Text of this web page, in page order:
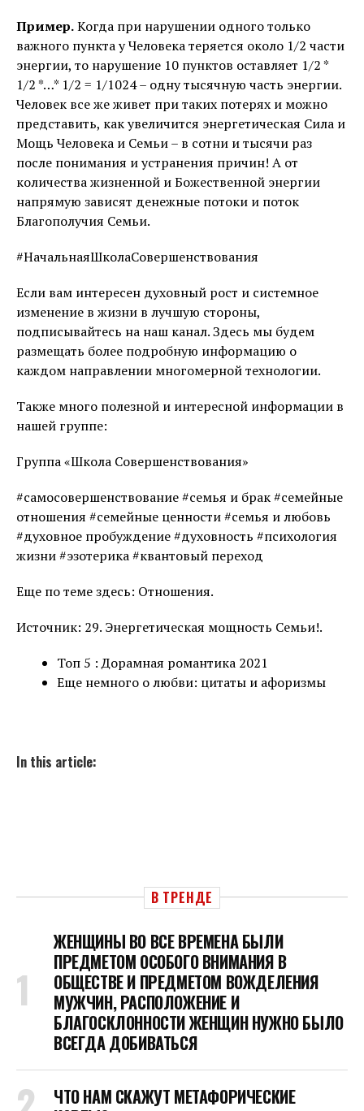
Пример.Когда при нарушении одного только
важного пункта у Человека теряется около 1/2 части
энергии, то нарушение 10 пунктов оставляет 1/2 *
1/2 *…* 1/2 = 1/1024 – одну тысячную часть энергии.
Человек все же живет при таких потерях и можно
представить, как увеличится энергетическая Сила и
Мощь Человека и Семьи – в сотни и тысячи раз
после понимания и устранения причин! А от
количества жизненной и Божественной энергии
напрямую зависят денежные потоки и поток
Благополучия Семьи.
#НачальнаяШколаСовершенствования
Если вам интересен духовный рост и системное
изменение в жизни в лучшую стороны,
подписывайтесь на наш канал. Здесь мы будем
размещать более подробную информацию о
каждом направлении многомерной технологии.
Также много полезной и интересной информации в
нашей группе:
Группа «Школа Совершенствования»
#самосовершенствование #семья и брак #семейные
отношения #семейные ценности #семья и любовь
#духовное пробуждение #духовность #психология
жизни #эзотерика #квантовый переход
Еще по теме здесь: Отношения.
Источник: 29. Энергетическая мощность Семьи!.
Топ 5 : Дорамная романтика 2021
Еще немного о любви: цитаты и афоризмы
In this article:
В ТРЕНДЕ
ЖЕНЩИНЫ ВО ВСЕ ВРЕМЕНА БЫЛИ
ПРЕДМЕТОМ ОСОБОГО ВНИМАНИЯ В
ОБЩЕСТВЕ И ПРЕДМЕТОМ ВОЖДЕЛЕНИЯ
МУЖЧИН, РАСПОЛОЖЕНИЕ И
БЛАГОСКЛОННОСТИ ЖЕНЩИН НУЖНО БЫЛО
ВСЕГДА ДОБИВАТЬСЯ
ЧТО НАМ СКАЖУТ МЕТАФОРИЧЕСКИЕ